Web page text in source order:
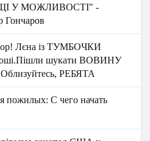
У МОЖЛИВОСТІ" -
Гончаров
Лєна із ТУМБОЧКИ
шукати ВОВИНУ
РЕБЯТА
пожилых: С чего начать